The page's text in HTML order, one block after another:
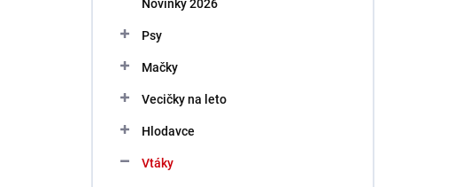
Novinky 2026
Psy
Mačky
Vecičky na leto
Hlodavce
Vtáky